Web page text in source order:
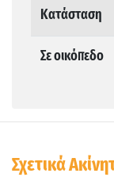
Κατάσταση
Σε οικόπεδο
Σχετικά